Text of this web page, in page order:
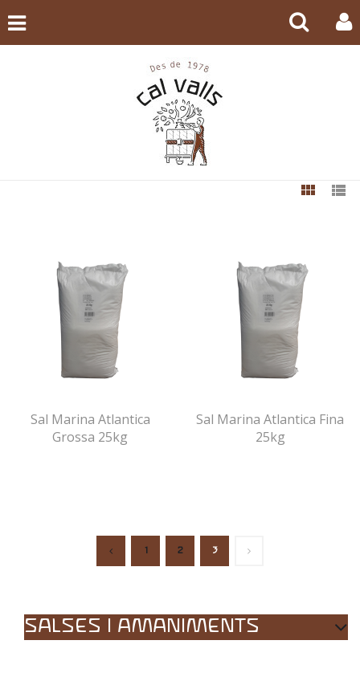
Sal Marina Atlantica
Grossa 25kg
Sal Marina Atlantica Fina
25kg
1 2 3
SALSES I AMANIMENTS